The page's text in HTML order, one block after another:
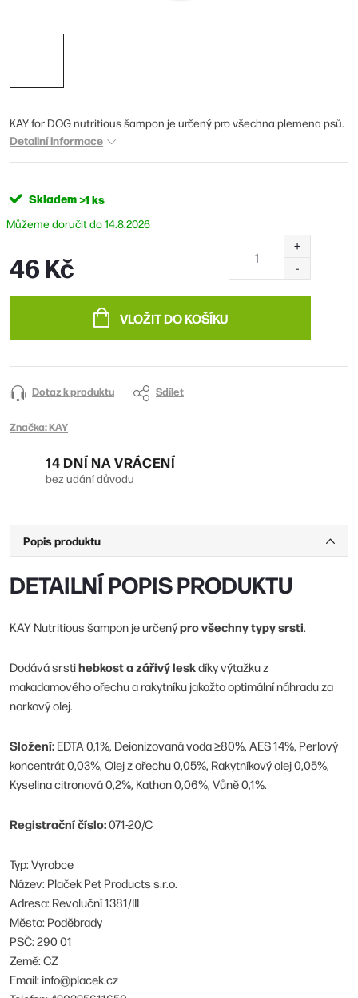
KAY for DOG nutritious šampon je určený pro všechna plemena psů.
Detailní informace
Skladem>1 ks
14.8.2026
46 Kč
VLOŽIT DO KOŠÍKU
Dotaz k produktu Sdílet
Značka:KAY
14 DNÍ NA VRÁCENÍ
bez udání důvodu
Popis produktu
DETAILNÍ POPIS PRODUKTU
KAY Nutritious šampon je určenýpro všechny typy srsti.
Dodává srstihebkost a zářivý leskdíky výtažku z
makadamového ořechu a rakytníku jakožto optimální náhradu za
norkový olej.
Složení: EDTA 0,1%, Deionizovaná voda ≥80%, AES 14%, Perlový
koncentrát 0,03%, Olej z ořechu 0,05%, Rakytníkový olej 0,05%,
Kyselina citronová 0,2%, Kathon 0,06%, Vůně 0,1%.
Registrační číslo:071-20/C
Typ: Vyrobce
Název: Plaček Pet Products s.r.o.
Adresa: Revoluční 1381/III
Město: Poděbrady
PSČ: 290 01
Země: CZ
Email: info@placek.cz